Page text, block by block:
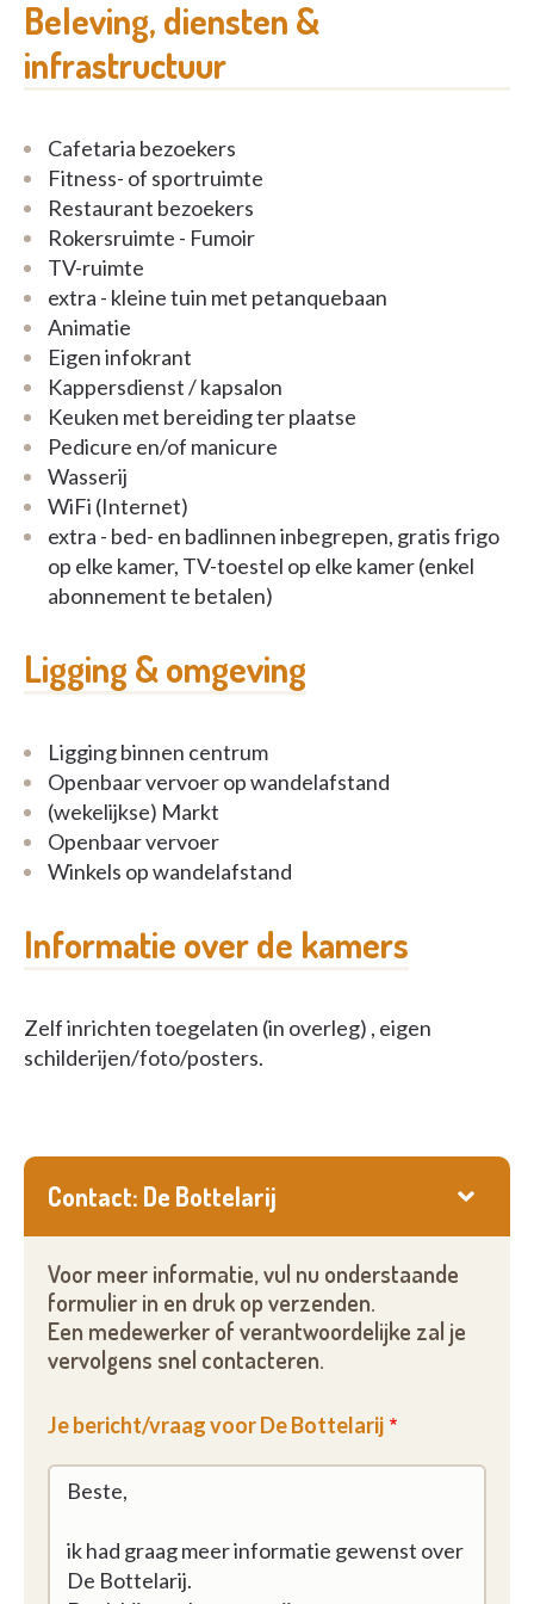
over een eigen bemeubelde kamer (hoog-laag bed,
nachtkastje, tafel met stoel, kleerkast met frigo,
bewoners kleine meubels en decoratievoorwerpen
meebrengen. Familie en vrienden ontvangen kan op
de kamer. Maar ook de gezellige leefruimtes en de
toegankelijke brasserie zijn ideaal om mensen te
verwelkomen.
Beleving, diensten &
infrastructuur
Cafetaria bezoekers
Fitness- of sportruimte
Restaurant bezoekers
Rokersruimte - Fumoir
TV-ruimte
extra - kleine tuin met petanquebaan
Animatie
Eigen infokrant
Kappersdienst / kapsalon
Keuken met bereiding ter plaatse
Pedicure en/of manicure
Wasserij
WiFi (Internet)
extra - bed- en badlinnen inbegrepen, gratis frigo
op elke kamer, TV-toestel op elke kamer (enkel
abonnement te betalen)
Ligging & omgeving
Ligging binnen centrum
Openbaar vervoer op wandelafstand
(wekelijkse) Markt
Openbaar vervoer
Winkels op wandelafstand
Informatie over de kamers
Zelf inrichten toegelaten (in overleg) , eigen
schilderijen/foto/posters.
Contact: De Bottelarij
Voor meer informatie, vul nu onderstaande
formulier in en druk op verzenden.
Een medewerker of verantwoordelijke zal je
vervolgens snel contacteren.
Je bericht/vraag voor De Bottelarij